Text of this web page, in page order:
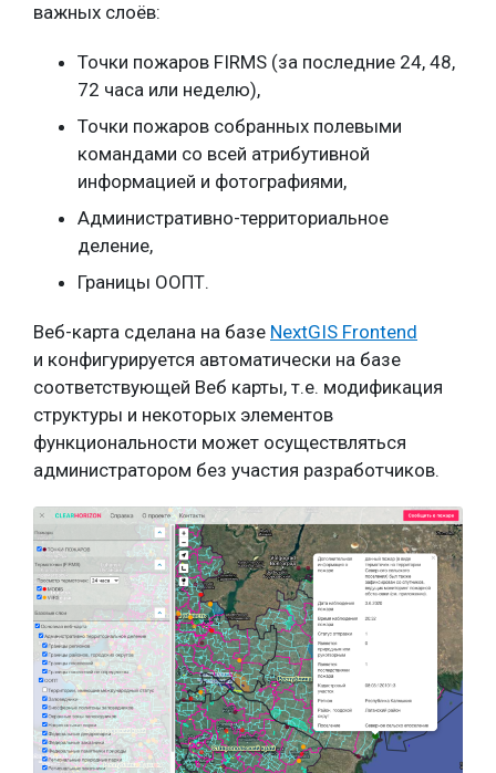
важных слоёв:
Точки пожаров FIRMS (за последние 24, 48,
72 часа или неделю),
Точки пожаров собранных полевыми
командами со всей атрибутивной
информацией и фотографиями,
Административно-территориальное
деление,
Границы ООПТ.
Веб-карта сделана на базе NextGIS Frontend
и конфигурируется автоматически на базе
соответствующей Веб карты, т.е. модификация
структуры и некоторых элементов
функциональности может осуществляться
администратором без участия разработчиков.